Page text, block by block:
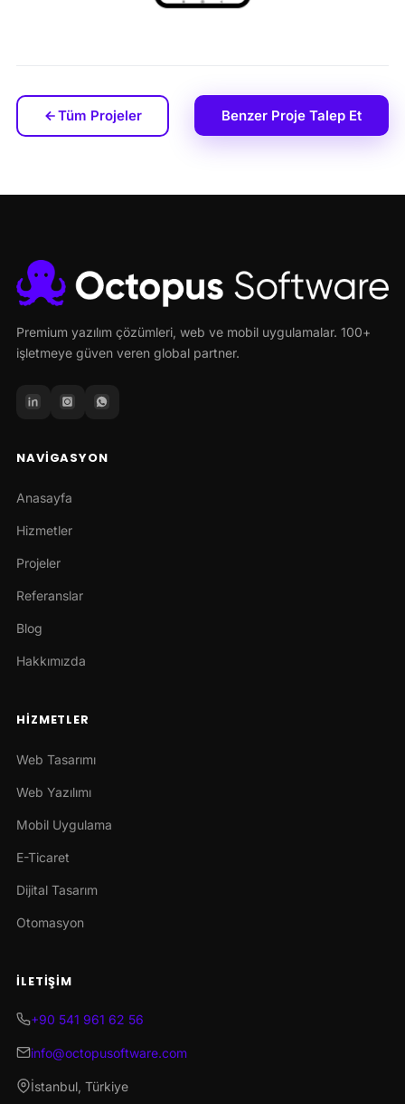
Tüm Projeler Benzer Proje Talep Et
Premium yazılım çözümleri, web ve mobil uygulamalar. 100+
işletmeye güven veren global partner.
NAVIGASYON
Anasayfa
Hizmetler
Projeler
Referanslar
Blog
Hakkımızda
HIZMETLER
Web Tasarımı
Web Yazılımı
Mobil Uygulama
E-Ticaret
Dijital Tasarım
Otomasyon
İLETIŞIM
+90 541 961 62 56
info@octopusoftware.com
İstanbul, Türkiye